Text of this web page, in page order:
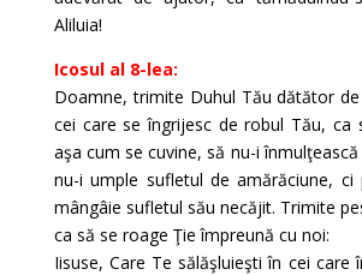
Aliluia!
Icosul al 8-lea:
Doamne, trimite Duhul Tău dătător
cei care se îngrijesc de robul Tău, ca
aşa cum se cuvine, să nu-i
nu-i umple sufletul de amărăciune,
mângâie sufletul său necăjit. Trimite
ca să se roage Ţie împreună cu noi:
Iisuse, Care Te sălăşluieşti în cei care